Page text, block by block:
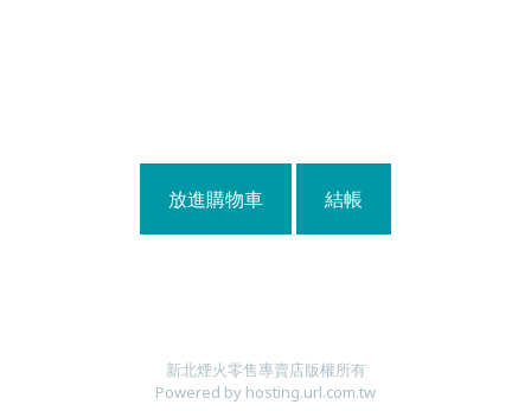
放進購物車 結帳
新北煙火零售專賣店版權所有
Powered by hosting.url.com.tw